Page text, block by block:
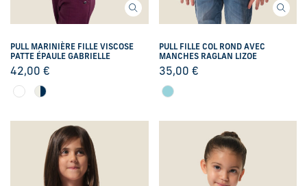
PULL MARINIÈRE FILLE VISCOSE
PATTE ÉPAULE GABRIELLE
42,00 €
PULL FILLE COL ROND AVEC
MANCHES RAGLAN LIZOE
35,00 €